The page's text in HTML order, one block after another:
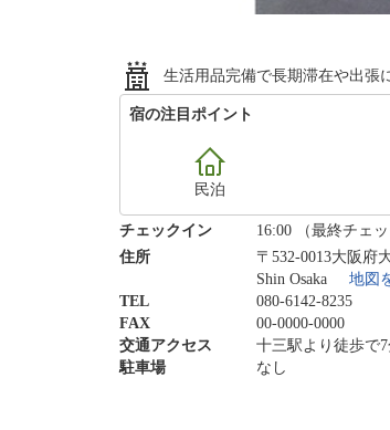
生活用品完備で長期滞在や出張
宿の注目ポイント
民泊
チェックイン 16:00 （最終チェッ
住所
〒532-0013大阪府
Shin Osaka
地図
TEL
080-6142-8235
FAX
00-0000-0000
交通アクセス
十三駅より徒歩で
駐車場
なし